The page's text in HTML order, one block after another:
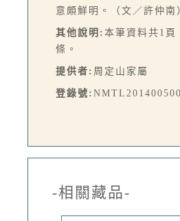
意頗鮮明。（文／許仲南
其他說明: 本筆資料共1頁
條。
提供者: 周定山家屬
登錄號:
-相關藏品-